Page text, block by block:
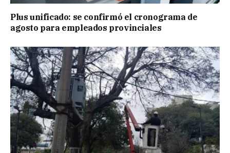
Plus unificado: se confirmó el cronograma de
agosto para empleados provinciales